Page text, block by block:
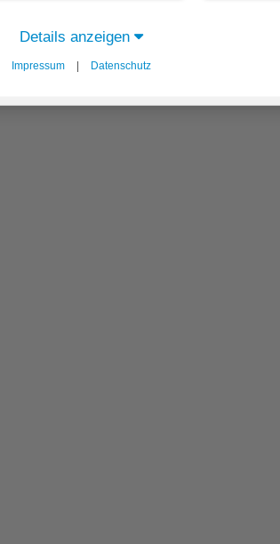
Details anzeigen
Impressum | Datenschutz